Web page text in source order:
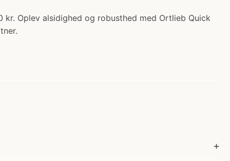
kr. Oplev alsidighed og robusthed med Ortlieb Quick